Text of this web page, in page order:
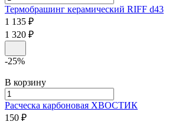
Термобрашинг керамический RIFF d43
1 135 ₽
1 320 ₽
-25%
В корзину
Расческа карбоновая ХВОСТИК
150 ₽